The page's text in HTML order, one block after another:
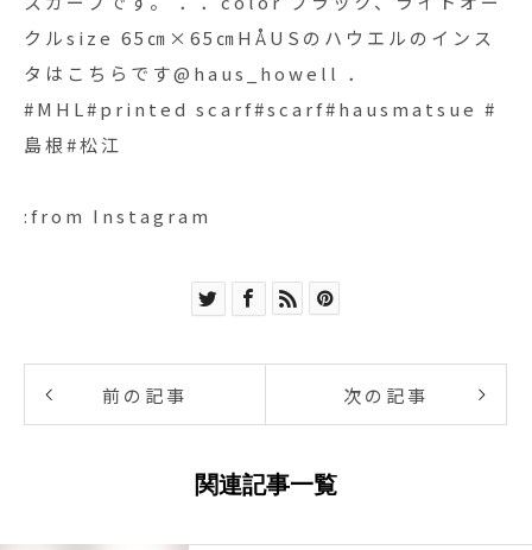
クルsize 65㎝×65㎝HÅUSのハウエルのインス
タはこちらです︎@haus_howell ．
#MHL#printed scarf#scarf#hausmatsue #
島根#松江
:from Instagram
前の記事 次の記事
関連記事一覧